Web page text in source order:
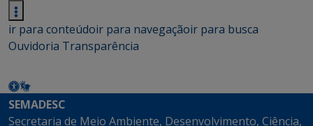
ir para conteúdoir para navegaçãoir para busca
Ouvidoria Transparência
SEMADESC
Secretaria de Meio Ambiente, Desenvolvimento, Ciência,